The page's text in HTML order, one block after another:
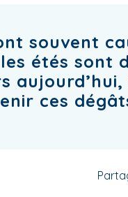
souvent
étés sont
ces